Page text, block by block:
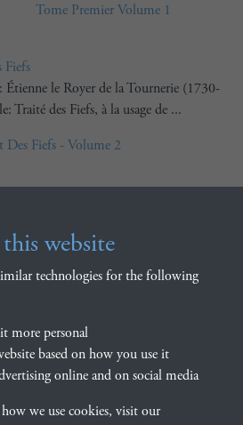
Tome Premier Volume 1
Fiefs
le Royer de la Tournerie (1730-
Traité des Fiefs, à la usage de ...
Des Fiefs - Volume 2
Author(s): Guillaume Tieullier (late
Le Coustumier de la Vicomté de Dieppe
...
website
technologies for the following
more personal
based on how you use it
online and on social media
we use cookies, visit our